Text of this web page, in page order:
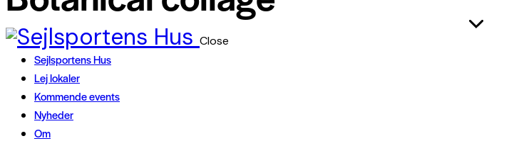
Close
Sejlsportens Hus
Lej lokaler
Kommende events
Nyheder
Om